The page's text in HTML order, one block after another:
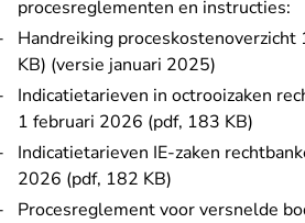
procesreglementen en instructies:
Handreiking
KB) (versie januari 2025)
Indicatietarieven in octrooizaken
1 februari 2026 (pdf, 183 KB)
Indicatietarieven IE-zaken
2026 (pdf, 182 KB)
Procesreglement voor versnelde